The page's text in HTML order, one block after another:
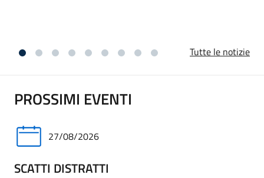
Tutte le notizie
PROSSIMI EVENTI
27/08/2026
SCATTI DISTRATTI